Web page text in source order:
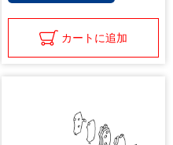
カートに追加